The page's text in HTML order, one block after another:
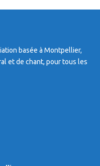
basée à Montpellier,
et de chant, pour tous les